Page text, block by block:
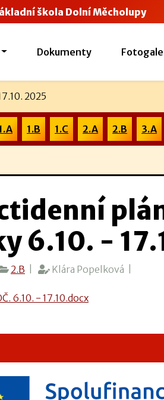
škola Dolní Měcholupy
Dokumenty
2025
1.B 1.C 2.A 2.B 3.A
6.10. -
2.B | Klára Popelková |
6.10. - 17.10.docx